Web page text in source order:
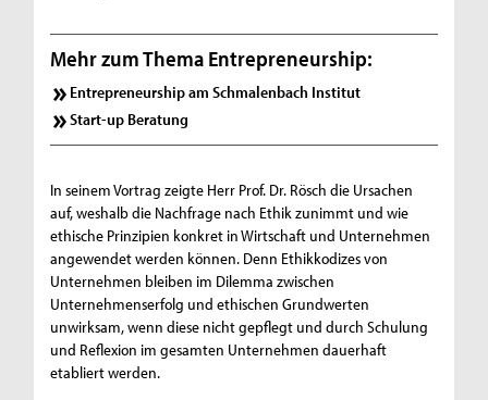
Mehr zum Thema Entrepreneurship:
Entrepreneurship am Schmalenbach Institut
Start-up Beratung
In seinem Vortrag zeigte Herr Prof. Dr. Rösch die Ursachen
auf, weshalb die Nachfrage nach Ethik zunimmt und wie
ethische Prinzipien konkret in Wirtschaft und Unternehmen
angewendet werden können. Denn Ethikkodizes von
Unternehmen bleiben im Dilemma zwischen
Unternehmenserfolg und ethischen Grundwerten
unwirksam, wenn diese nicht gepflegt und durch Schulung
und Reflexion im gesamten Unternehmen dauerhaft
etabliert werden.